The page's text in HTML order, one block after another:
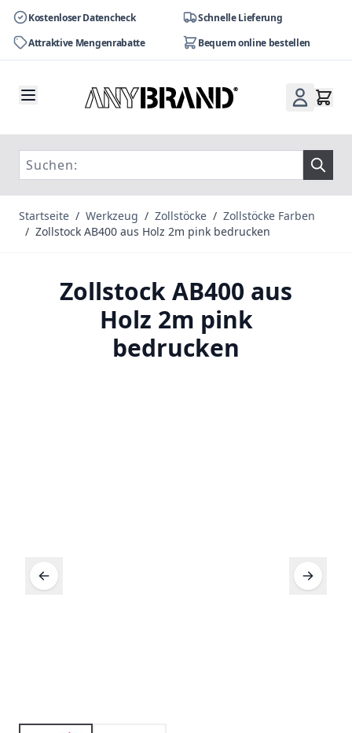
Kostenloser Datencheck
Schnelle Lieferung
Attraktive Mengenrabatte
Bequem online bestellen
Startseite / Werkzeug / Zollstöcke / Zollstöcke Farben
/ Zollstock AB400 aus Holz 2m pink bedrucken
Zollstock AB400 aus
Holz 2m pink
bedrucken